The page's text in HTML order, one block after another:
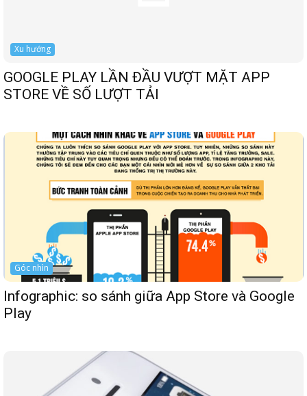
Xu hướng
GOOGLE PLAY LẦN ĐẦU VƯỢT MẶT APP
STORE VỀ SỐ LƯỢT TẢI
Góc nhìn
Infographic: so sánh giữa App Store và Google
Play